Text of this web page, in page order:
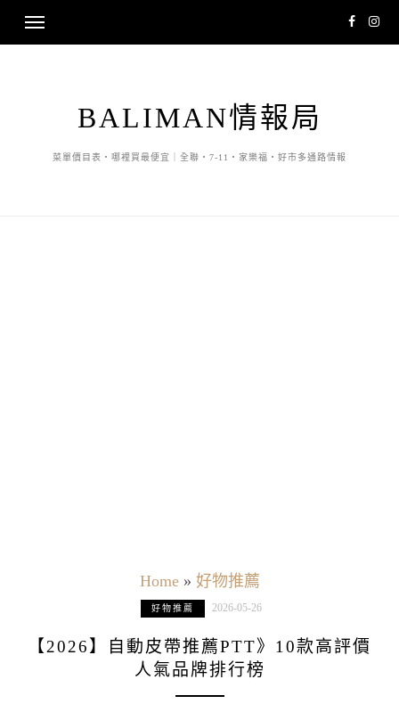
BALIMAN情報局
菜單價目表・哪裡買最便宜｜全聯・7-11・家樂福・好市多通路情報
Home» 好物推薦
好物推薦 2026-05-26
【2026】自動皮帶推薦PTT》10款高評價
人氣品牌排行榜